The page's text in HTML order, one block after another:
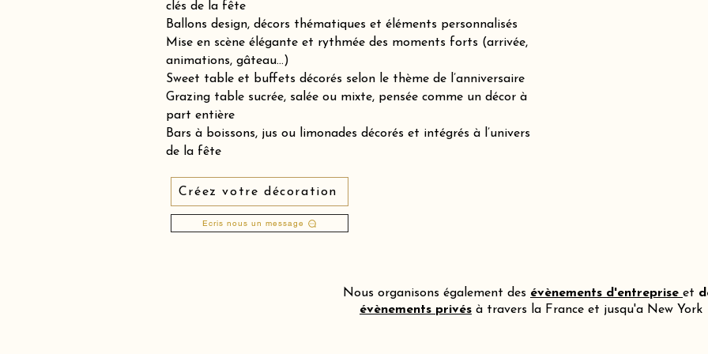
clés de la fête
Ballons design, décors thématiques et éléments personnalisés
Mise en scène élégante et rythmée des moments forts (arrivée,
animations, gâteau…)
Sweet table et buffets décorés selon le thème de l’anniversaire
Grazing table sucrée, salée ou mixte, pensée comme un décor à
part entière
Bars à boissons, jus ou limonades décorés et intégrés à l’univers
de la fête
Créez votre décoration
Ecris nous un message
Nous organisons également des évènements d'entreprise et
évènements privés à travers la France et jusqu'a New York